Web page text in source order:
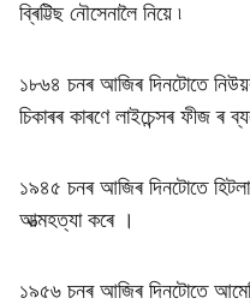
ব্ৰিট্টিছ নৌসেনালৈ নিয়ে ৷
১৮৬৪ চনৰ আজিৰ দিনটোতে
চিকাৰৰ কাৰণে লাইচেন্সৰ ফীজ ৰ
১৯৪৫ চনৰ আজিৰ দিনটোতে
আত্মহত্যা কৰে ।
১৯৫৬ চনৰ আজিৰ দিনটোতে